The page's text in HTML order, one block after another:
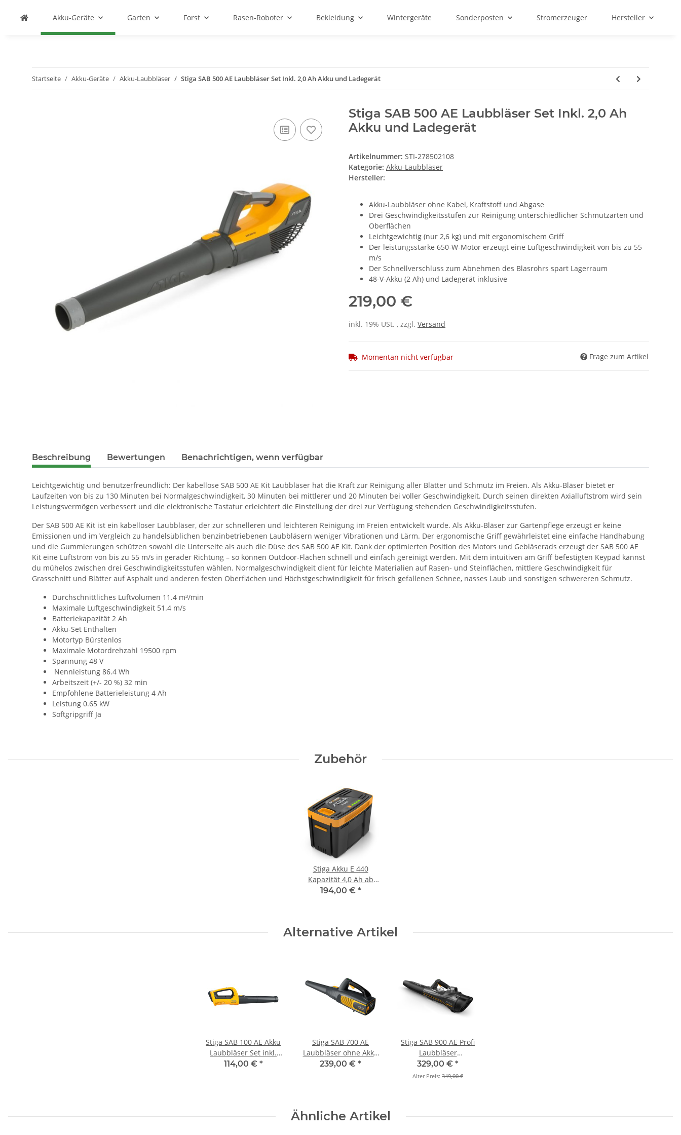
Akku-Geräte Garten Forst Rasen-Roboter Bekleidung Wintergeräte Sonderposten Stromerzeuger Hersteller
Startseite Akku-Geräte Akku-Laubbläser Stiga SAB 500 AE Laubbläser Set Inkl. 2,0 Ah Akku und Ladegerät
Stiga SAB 500 AE Laubbläser Set Inkl. 2,0 Ah
Akku und Ladegerät
Artikelnummer: STI-278502108
Kategorie: Akku-Laubbläser
Hersteller:
Akku-Laubbläser ohne Kabel, Kraftstoff und Abgase
Drei Geschwindigkeitsstufen zur Reinigung unterschiedlicher Schmutzarten und
Oberflächen
Leichtgewichtig (nur 2,6 kg) und mit ergonomischem Griff
Der leistungsstarke 650-W-Motor erzeugt eine Luftgeschwindigkeit von bis zu 55
m/s
Der Schnellverschluss zum Abnehmen des Blasrohrs spart Lagerraum
48-V-Akku (2 Ah) und Ladegerät inklusive
219,00 €
inkl. 19% USt. , zzgl. Versand
Momentan nicht verfügbar Frage zum Artikel
Beschreibung Bewertungen Benachrichtigen, wenn verfügbar
Leichtgewichtig und benutzerfreundlich: Der kabellose SAB 500 AE Kit Laubbläser hat die Kraft zur Reinigung aller Blätter und Schmutz im Freien. Als Akku-Bläser bietet er
Laufzeiten von bis zu 130 Minuten bei Normalgeschwindigkeit, 30 Minuten bei mittlerer und 20 Minuten bei voller Geschwindigkeit. Durch seinen direkten Axialluftstrom wird sein
Leistungsvermögen verbessert und die elektronische Tastatur erleichtert die Einstellung der drei zur Verfügung stehenden Geschwindigkeitsstufen.
Der SAB 500 AE Kit ist ein kabelloser Laubbläser, der zur schnelleren und leichteren Reinigung im Freien entwickelt wurde. Als Akku-Bläser zur Gartenpflege erzeugt er keine
Emissionen und im Vergleich zu handelsüblichen benzinbetriebenen Laubbläsern weniger Vibrationen und Lärm. Der ergonomische Griff gewährleistet eine einfache Handhabung
und die Gummierungen schützen sowohl die Unterseite als auch die Düse des SAB 500 AE Kit. Dank der optimierten Position des Motors und Gebläserads erzeugt der SAB 500 AE
Kit eine Luftstrom von bis zu 55 m/s in gerader Richtung – so können Outdoor-Flächen schnell und einfach gereinigt werden. Mit dem intuitiven am Griff befestigten Keypad kannst
du mühelos zwischen drei Geschwindigkeitsstufen wählen. Normalgeschwindigkeit dient für leichte Materialien auf Rasen- und Steinflächen, mittlere Geschwindigkeit für
Grasschnitt und Blätter auf Asphalt und anderen festen Oberflächen und Höchstgeschwindigkeit für frisch gefallenen Schnee, nasses Laub und sonstigen schwereren Schmutz.
Durchschnittliches Luftvolumen 11.4 m³/min
Maximale Luftgeschwindigkeit 51.4 m/s
Batteriekapazität 2 Ah
Akku-Set Enthalten
Motortyp Bürstenlos
Maximale Motordrehzahl 19500 rpm
Spannung 48 V
Nennleistung 86.4 Wh
Arbeitszeit (+/- 20 %) 32 min
Empfohlene Batterieleistung 4 Ah
Leistung 0.65 kW
Softgripgriff Ja
Zubehör
Stiga Akku E 440
Kapazität 4,0 Ah ab
Serie 500
194,00 € *
Alternative Artikel
Stiga SAB 100 AE Akku
Laubbläser Set inkl.
4.00 Ah Akku und
114,00 € *
Stiga SAB 700 AE
Laubbläser ohne Akku
und Ladegerät
239,00 € *
Stiga SAB 900 AE Profi
Laubbläser
(Grundgerät)
329,00 € *
Alter Preis: 349,00 €
Ähnliche Artikel